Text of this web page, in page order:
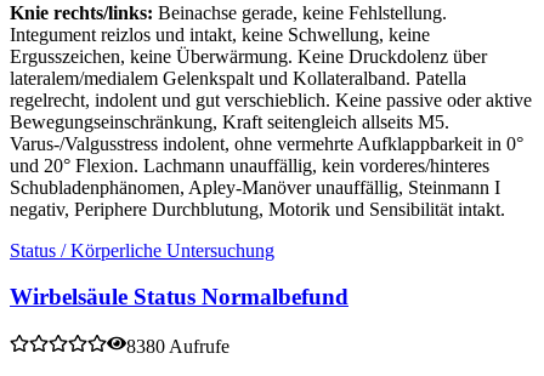
Knie rechts/links: Beinachse gerade, keine Fehlstellung.
Integument reizlos und intakt, keine Schwellung, keine
Ergusszeichen, keine Überwärmung. Keine Druckdolenz über
lateralem/medialem Gelenkspalt und Kollateralband. Patella
regelrecht, indolent und gut verschieblich. Keine passive oder aktive
Bewegungseinschränkung, Kraft seitengleich allseits M5.
Varus-/Valgusstress indolent, ohne vermehrte Aufklappbarkeit in 0°
und 20° Flexion. Lachmann unauffällig, kein vorderes/hinteres
Schubladenphänomen, Apley-Manöver unauffällig, Steinmann I
negativ, Periphere Durchblutung, Motorik und Sensibilität intakt.
Status / Körperliche Untersuchung
Wirbelsäule Status Normalbefund
8380 Aufrufe